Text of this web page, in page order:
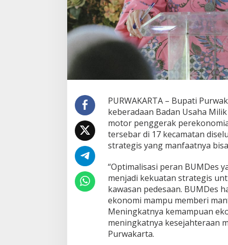
PURWAKARTA – Bupati
keberadaan Badan Usaha
motor penggerak
tersebar di 17 kecamatan
strategis yang manfaatnya
“Optimalisasi peran BUMDes
menjadi kekuatan strategis
kawasan pedesaan. BUMDes
ekonomi mampu memberi
Meningkatnya kemampuan
meningkatnya kesejahteraan
Purwakarta.